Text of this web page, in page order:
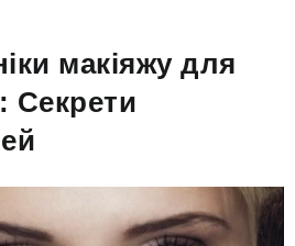
макіяжу для
Секрети